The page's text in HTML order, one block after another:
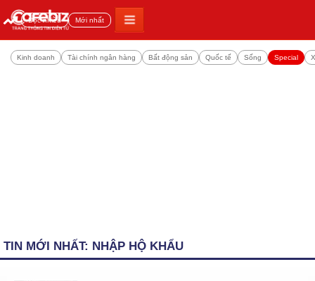
Đọc nhiều Mới nhất
Kinh doanh Tài chính ngân hàng Bất động sản Quốc tế Sống Special
TIN MỚI NHẤT: NHẬP HỘ KHẨU